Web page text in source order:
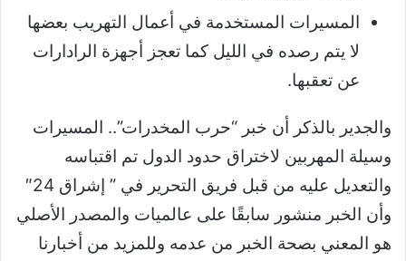
المسيرات المستخدمة في أعمال التهريب بعضها
لا يتم رصده في الليل كما تعجز أجهزة الرادارات
عن تعقبها.
والجدير بالذكر أن خبر “حرب المخدرات”.. المسيرات
وسيلة المهربين لاختراق حدود الدول تم اقتباسه
والتعديل عليه من قبل فريق التحرير في ” إشراق 24″
وأن الخبر منشور سابقًا على عالميات والمصدر الأصلي
هو المعني بصحة الخبر من عدمه وللمزيد من أخبارنا